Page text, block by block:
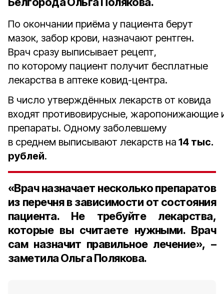
По окончании приёма у пациента берут
мазок, забор крови, назначают рентген.
Врач сразу выписывает рецепт,
по которому пациент получит бесплатные
лекарства в аптеке ковид-центра.
В число утверждённых лекарств от ковида
входят противовирусные,
препараты. Одному заболевшему
в среднем выписывают лекарств на 14 тыс.
рублей.
«Врач назначает несколько препаратов
из перечня в зависимости от состояния
пациента. Не требуйте лекарства,
которые вы считаете нужными. Врач
сам назначит правильное лечение», –
заметила Ольга Полякова.